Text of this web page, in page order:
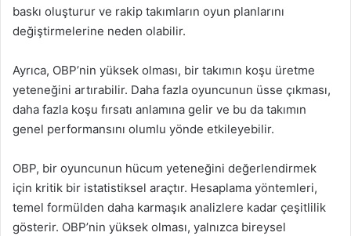
baskı oluşturur ve rakip takımların oyun planlarını
değiştirmelerine neden olabilir.
Ayrıca, OBP’nin yüksek olması, bir takımın koşu üretme
yeteneğini artırabilir. Daha fazla oyuncunun üsse çıkması,
daha fazla koşu fırsatı anlamına gelir ve bu da takımın
genel performansını olumlu yönde etkileyebilir.
OBP, bir oyuncunun hücum yeteneğini değerlendirmek
için kritik bir istatistiksel araçtır. Hesaplama yöntemleri,
temel formülden daha karmaşık analizlere kadar çeşitlilik
gösterir. OBP’nin yüksek olması, yalnızca bireysel